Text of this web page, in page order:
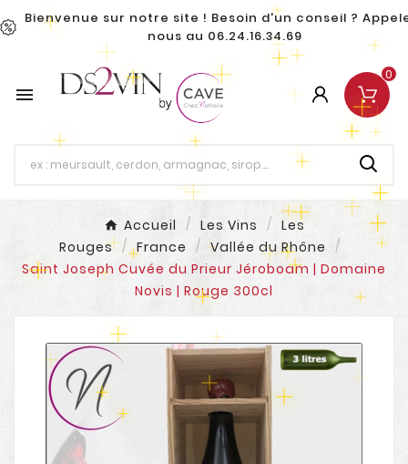
Bienvenue sur notre site ! Besoin d'un conseil ?
nous au 06.24.16.34.69

0
Accueil Les Vins
Les
Rouges
France
Vallée du Rhône
Saint Joseph Cuvée du Prieur Jéroboam | Domaine
Novis | Rouge 300cl